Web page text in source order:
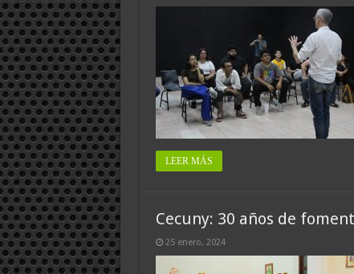
LEER MÁS
Cecuny: 30 años de
25 enero, 2024